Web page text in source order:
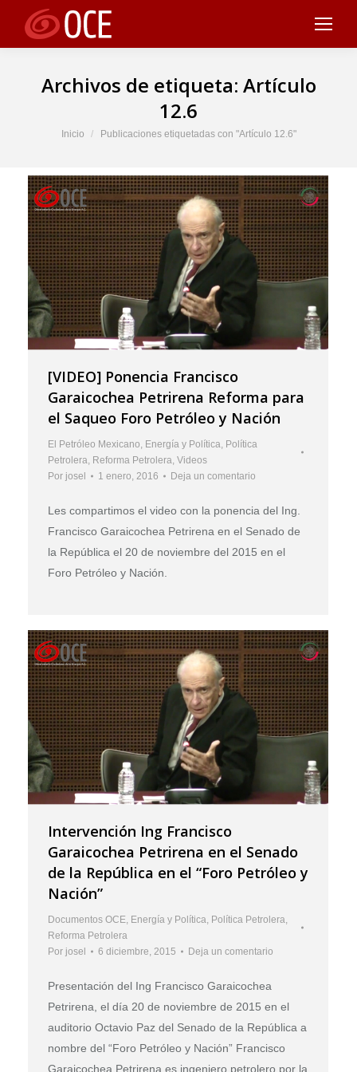
Archivos de etiqueta: Artículo
12.6
Estás aquí:
Inicio Publicaciones etiquetadas con "Artículo 12.6"
[VIDEO] Ponencia Francisco
Garaicochea Petrirena Reforma para
el Saqueo Foro Petróleo y Nación
El Petróleo Mexicano, Energía y Política, Política
Petrolera, Reforma Petrolera, Videos
Por josel 1 enero, 2016 Deja un comentario
Les compartimos el video con la ponencia del Ing.
Francisco Garaicochea Petrirena en el Senado de
la República el 20 de noviembre del 2015 en el
Foro Petróleo y Nación.
Intervención Ing Francisco
Garaicochea Petrirena en el Senado
de la República en el “Foro Petróleo y
Nación”
Documentos OCE, Energía y Política, Política Petrolera,
Reforma Petrolera
Por josel 6 diciembre, 2015 Deja un comentario
Presentación del Ing Francisco Garaicochea
Petrirena, el día 20 de noviembre de 2015 en el
auditorio Octavio Paz del Senado de la República a
nombre del “Foro Petróleo y Nación” Francisco
Garaicochea Petrirena es ingeniero petrolero por la